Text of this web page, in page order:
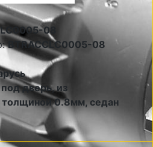
08
BTRACCLC0005-08
дверь, из
толщиной 0.8мм, седан